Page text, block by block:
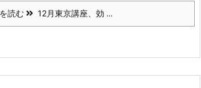
読む 12月東京講座、効 ...